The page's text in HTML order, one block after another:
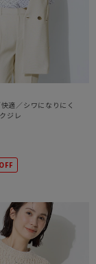
快適／シワになりにく
ジレ